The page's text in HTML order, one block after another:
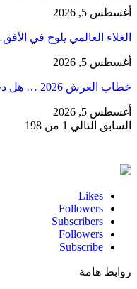
أغسطس 5, 2026
الغلاء العالمي يلوح في
أغسطس 5, 2026
خطاب العرش 2026 … هل دخل المغرب مرحلة الدولة…
أغسطس 5, 2026
السابق التالي 1 من 198
Likes
Followers
Subscribers
Followers
Subscribe
روابط هامة